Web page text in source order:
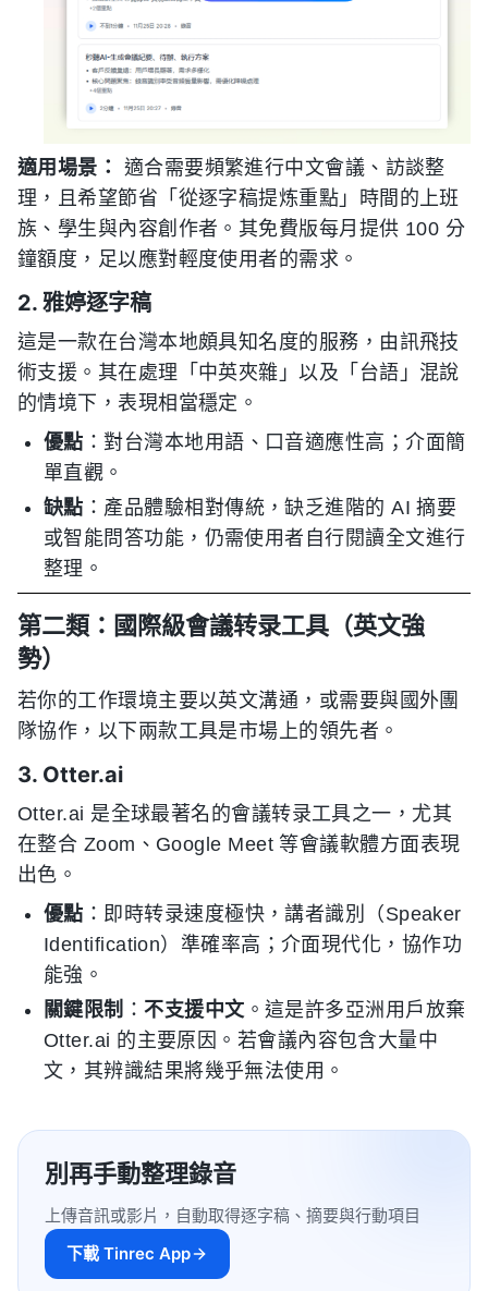
適用場景：
適合需要頻繁進行中文會議、訪談整
理，且希望節省「從逐字稿提炼重點」時間的上班
族、學生與內容創作者。其免費版每月提供 100 分
鐘額度，足以應對輕度使用者的需求。
2. 雅婷逐字稿
這是一款在台灣本地頗具知名度的服務，由訊飛技
術支援。其在處理「中英夾雜」以及「台語」混說
的情境下，表現相當穩定。
優點 ：對台灣本地用語、口音適應性高；介面簡
單直觀。
缺點 ：產品體驗相對傳統，缺乏進階的 AI 摘要
或智能問答功能，仍需使用者自行閱讀全文進行
整理。
第二類：國際級會議转录工具（英文強
勢）
若你的工作環境主要以英文溝通，或需要與國外團
隊協作，以下兩款工具是市場上的領先者。
3. Otter.ai
Otter.ai 是全球最著名的會議转录工具之一，尤其
在整合 Zoom、Google Meet 等會議軟體方面表現
出色。
優點 ：即時转录速度極快，講者識別（Speaker
Identification）準確率高；介面現代化，協作功
能強。
關鍵限制 ：不支援中文 。這是許多亞洲用戶放棄
Otter.ai 的主要原因。若會議內容包含大量中
文，其辨識結果將幾乎無法使用。
別再手動整理錄音
上傳音訊或影片，自動取得逐字稿、摘要與行動項目
下載 Tinrec App